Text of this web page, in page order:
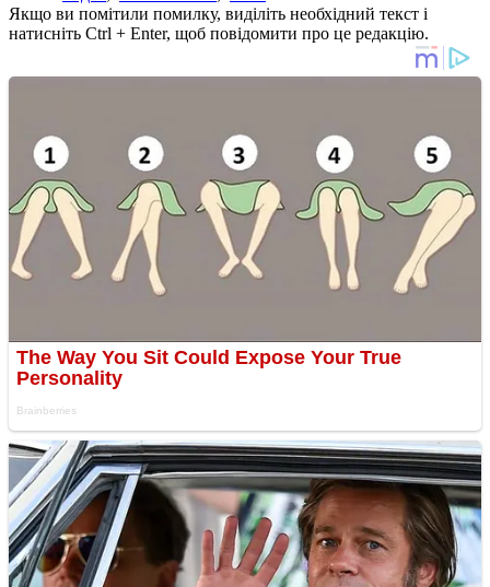
Якщо ви помітили помилку, виділіть необхідний текст і
натисніть Ctrl + Enter, щоб повідомити про це редакцію.